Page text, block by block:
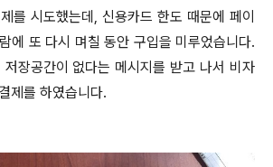
를 시도했는데, 신용카드 한도 때문에 페이
에 또 다시 며칠 동안 구입을 미루었습니다.
장공간이 없다는 메시지를 받고 나서 비자
제를 하였습니다.